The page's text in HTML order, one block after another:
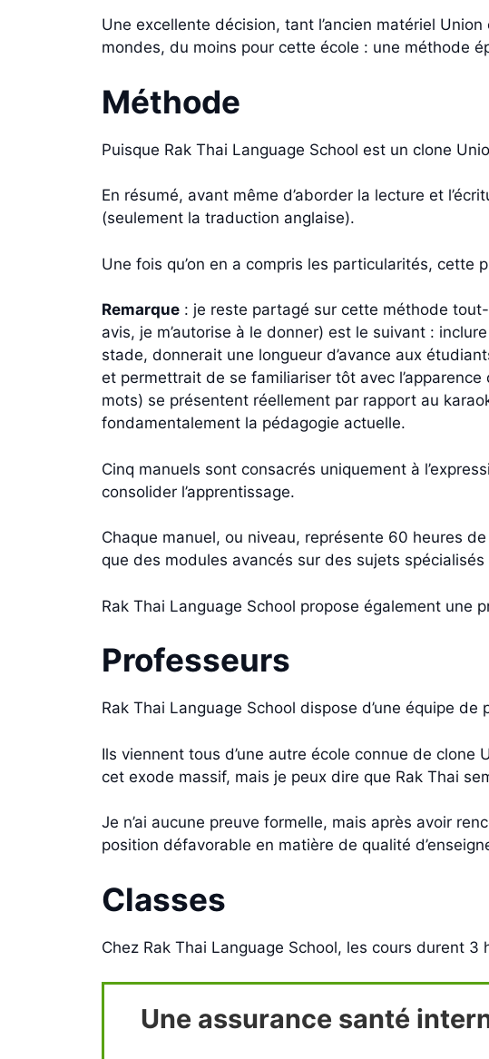
Une excellente décision, tant l’ancien matériel
mondes, du moins pour cette école : une méthode
Méthode
Puisque Rak Thai Language School est un clone
En résumé, avant même d’aborder la lecture et
(seulement la traduction anglaise).
Une fois qu’on en a compris les particularités, cette
Remarque : je reste partagé sur cette méthode
avis, je m’autorise à le donner) est le suivant :
stade, donnerait une longueur d’avance aux
et permettrait de se familiariser tôt avec
mots) se présentent réellement par rapport au
fondamentalement la pédagogie actuelle.
Cinq manuels sont consacrés uniquement à
consolider l’apprentissage.
Chaque manuel, ou niveau, représente 60 heures
que des modules avancés sur des sujets
Rak Thai Language School propose également une
Professeurs
Rak Thai Language School dispose d’une équipe
Ils viennent tous d’une autre école connue de clone
cet exode massif, mais je peux dire que Rak Thai
Je n’ai aucune preuve formelle, mais après avoir
position défavorable en matière de qualité
Classes
Chez Rak Thai Language School, les cours durent
Une assurance santé